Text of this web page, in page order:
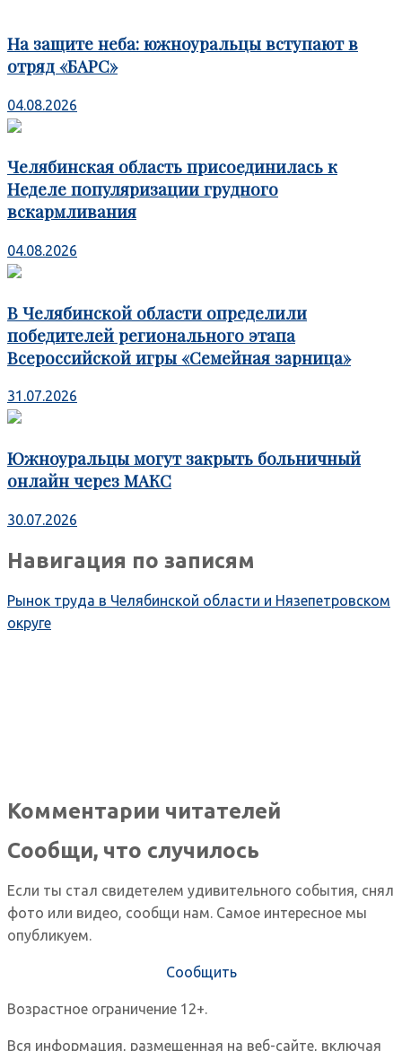
На защите неба: южноуральцы вступают в
отряд «БАРС»
04.08.2026
Челябинская область присоединилась к
Неделе популяризации грудного
вскармливания
04.08.2026
В Челябинской области определили
победителей регионального этапа
Всероссийской игры «Семейная зарница»
31.07.2026
Южноуральцы могут закрыть больничный
онлайн через МАКС
30.07.2026
Навигация по записям
Рынок труда в Челябинской области и Нязепетровском
округе
Комментарии читателей
Сообщи, что случилось
Если ты стал свидетелем удивительного события, снял
фото или видео, сообщи нам. Самое интересное мы
опубликуем.
Сообщить
Возрастное ограничение 12+.
Вся информация, размещенная на веб-сайте, включая